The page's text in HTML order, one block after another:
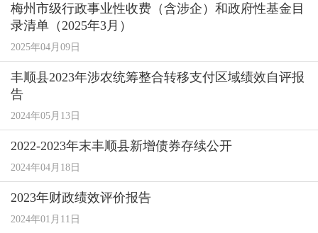
梅州市级行政事业性收费（含涉企）和政府性基金目
录清单（2025年3月）
2025年04月09日
丰顺县2023年涉农统筹整合转移支付区域绩效自评报
告
2024年05月13日
2022-2023年末丰顺县新增债券存续公开
2024年04月18日
2023年财政绩效评价报告
2024年01月11日